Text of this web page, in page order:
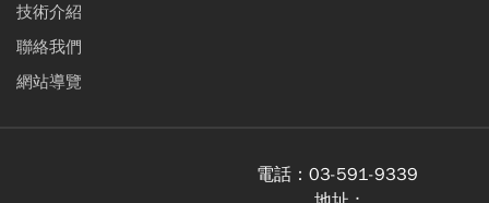
技術介紹
聯絡我們
網站導覽
電話： 03-591-9339